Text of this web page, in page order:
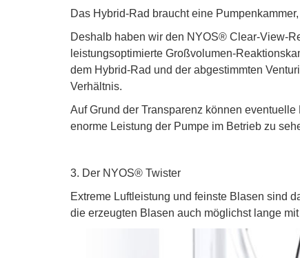
Das Hybrid-Rad braucht eine
Deshalb haben wir den NYOS® Clear-View-
leistungsoptimierte Großvolumen-
dem Hybrid-Rad und der abgestimmten
Verhältnis.
Auf Grund der Transparenz können
enorme Leistung der Pumpe im Betrieb zu
3. Der NYOS® Twister
Extreme Luftleistung und feinste Blasen sind
die erzeugten Blasen auch möglichst lange